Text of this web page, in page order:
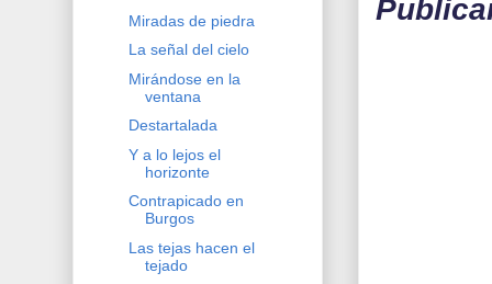
Miradas de piedra
La señal del cielo
Mirándose en la
ventana
Destartalada
Y a lo lejos el
horizonte
Contrapicado en
Burgos
Las tejas hacen el
tejado